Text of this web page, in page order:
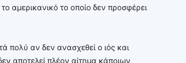
αμερικανικό το οποίο δεν προσφέρει
πολύ αν δεν ανασχεθεί ο ιός και
αποτελεί πλέον αίτημα κάποιων